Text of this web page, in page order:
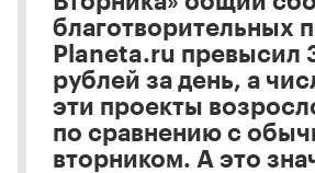
благотворительных
Planeta.ru превысил
рублей за день, а
эти проекты
по сравнению с
вторником. А это